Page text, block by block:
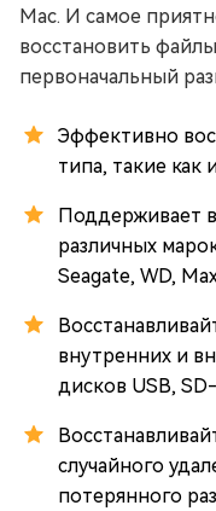
Mac. И самое
восстановить
первоначальный
Эффективно
типа, такие как
Поддерживает
различных
Seagate, WD,
внутренних и
дисков USB,
случайного
потерянного